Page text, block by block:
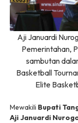
Aji Januardi
Pemerintahan,
sambutan
Basketball
Elite
Mewakili Bupati
Aji Januardi